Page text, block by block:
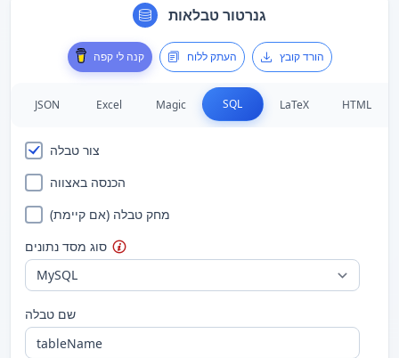
גנרטור טבלאות
קנה לי קפה העתק ללוח הורד קובץ
JSON Excel Magic SQL LaTeX HTML
צור טבלה
הכנסה באצווה
מחק טבלה (אם קיימת)
סוג מסד נתונים
שם טבלה